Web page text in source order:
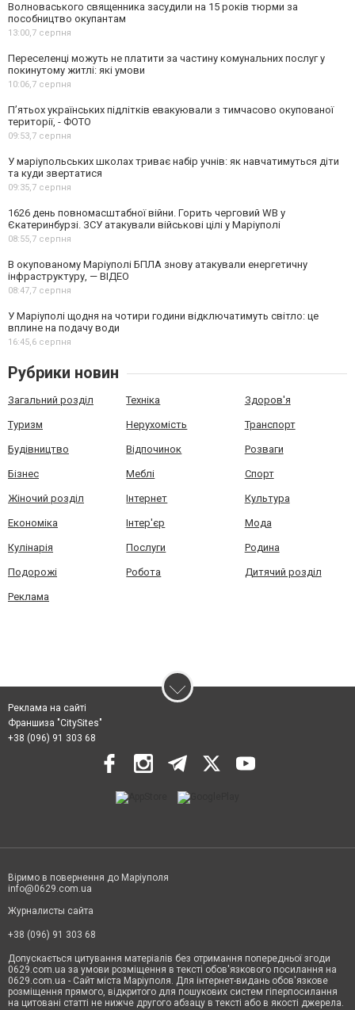
Волноваського священника засудили на 15 років тюрми за
пособництво окупантам
13:00,7 серпня
Переселенці можуть не платити за частину комунальних послуг у
покинутому житлі: які умови
10:06,7 серпня
П’ятьох українських підлітків евакуювали з тимчасово окупованої
території, - ФОТО
09:53,7 серпня
У маріупольських школах триває набір учнів: як навчатимуться діти
та куди звертатися
09:35,7 серпня
1626 день повномасштабної війни. Горить черговий WB у
Єкатеринбурзі. ЗСУ атакували військові цілі у Маріуполі
08:55,7 серпня
В окупованому Маріуполі БПЛА знову атакували енергетичну
інфраструктуру, — ВІДЕО
08:47,7 серпня
У Маріуполі щодня на чотири години відключатимуть світло: це
вплине на подачу води
16:45,6 серпня
Рубрики новин
Загальний розділ Техніка Здоров'я
Туризм Нерухомість Транспорт
Будівництво Відпочинок Розваги
Бізнес Меблі Спорт
Жіночий розділ Інтернет Культура
Економіка Інтер'єр Мода
Кулінарія Послуги Родина
Подорожі Робота Дитячий розділ
Реклама
Реклама на сайті
Франшиза "CitySites"
+38 (096) 91 303 68
Віримо в повернення до Маріуполя
info@0629.com.ua
Журналисты сайта
+38 (096) 91 303 68
Допускається цитування матеріалів без отримання попередньої згоди
0629.com.ua за умови розміщення в тексті обов'язкового посилання на
0629.com.ua - Сайт міста Маріуполя. Для інтернет-видань обов'язкове
розміщення прямого, відкритого для пошукових систем гіперпосилання
на цитовані статті не нижче другого абзацу в тексті або в якості джерела.